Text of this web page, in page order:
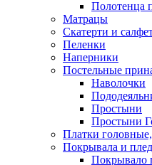
Полотенца
Матрацы
Скатерти и
Пеленки
Наперники
Постельные
Наволочки
Простыни
Простыни
Платки
Покрывала и
Покрывало